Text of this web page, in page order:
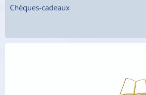
Chèques-cadeaux